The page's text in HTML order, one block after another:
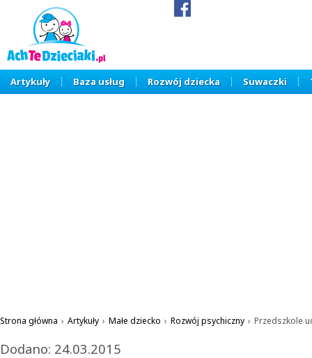
Artykuły Baza usług Rozwój dziecka Suwaczki
Strona główna › Artykuły › Małe dziecko › Rozwój psychiczny › Przedszkole
Dodano: 24.03.2015